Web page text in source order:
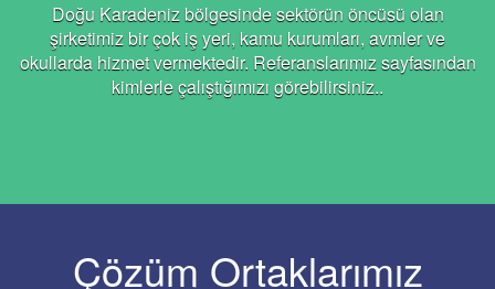
Doğu Karadeniz bölgesinde sektörün öncüsü olan
şirketimiz bir çok iş yeri, kamu kurumları, avmler ve
okullarda hizmet vermektedir. Referanslarımız sayfasından
kimlerle çalıştığımızı görebilirsiniz..
Çözüm Ortaklarımız